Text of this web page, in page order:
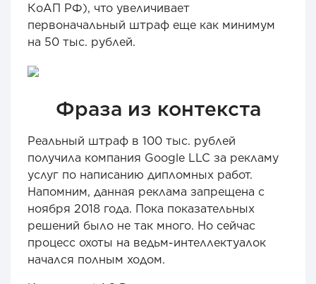
КоАП РФ), что увеличивает
первоначальный штраф еще как минимум
на 50 тыс. рублей.
Фраза из контекста
Реальный штраф в 100 тыс. рублей
получила компания Google LLC за рекламу
услуг по написанию дипломных работ.
Напомним, данная реклама запрещена с
ноября 2018 года. Пока показательных
решений было не так много. Но сейчас
процесс охоты на ведьм-интеллектуалок
начался полным ходом.